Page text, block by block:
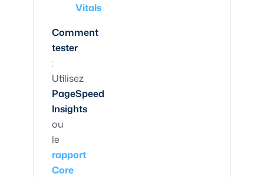
Vitals
Comment
tester
:
Utilisez
PageSpeed
Insights
ou
le
rapport
Core